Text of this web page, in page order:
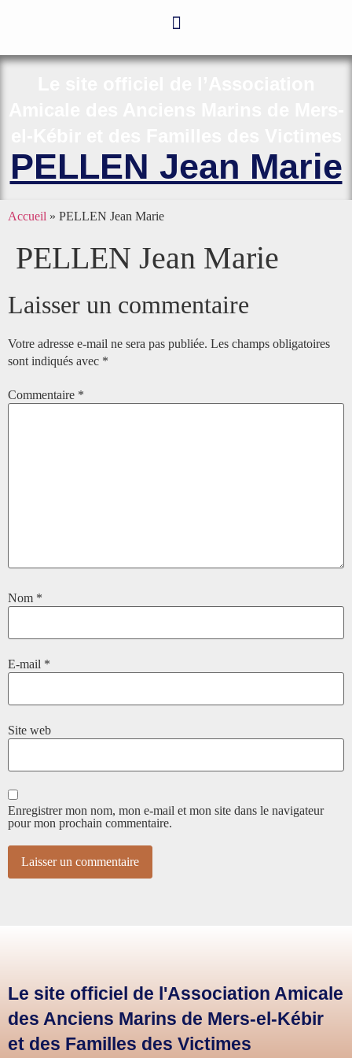
PELLEN Jean Marie
Accueil » PELLEN Jean Marie
PELLEN Jean Marie
Laisser un commentaire
Votre adresse e-mail ne sera pas publiée. Les champs obligatoires
sont indiqués avec *
Commentaire *
Nom *
E-mail *
Site web
Enregistrer mon nom, mon e-mail et mon site dans le navigateur
pour mon prochain commentaire.
Le site officiel de l'Association Amicale
des Anciens Marins de Mers-el-Kébir
et des Familles des Victimes